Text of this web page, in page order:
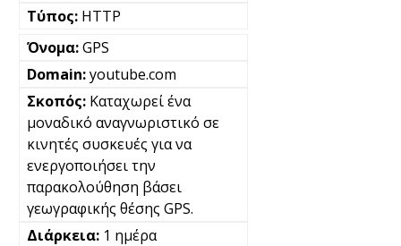
HTTP
GPS
youtube.com
Καταχωρεί ένα
μοναδικό αναγνωριστικό σε
κινητές συσκευές για να
ενεργοποιήσει την
παρακολούθηση βάσει
γεωγραφικής θέσης GPS.
1 ημέρα